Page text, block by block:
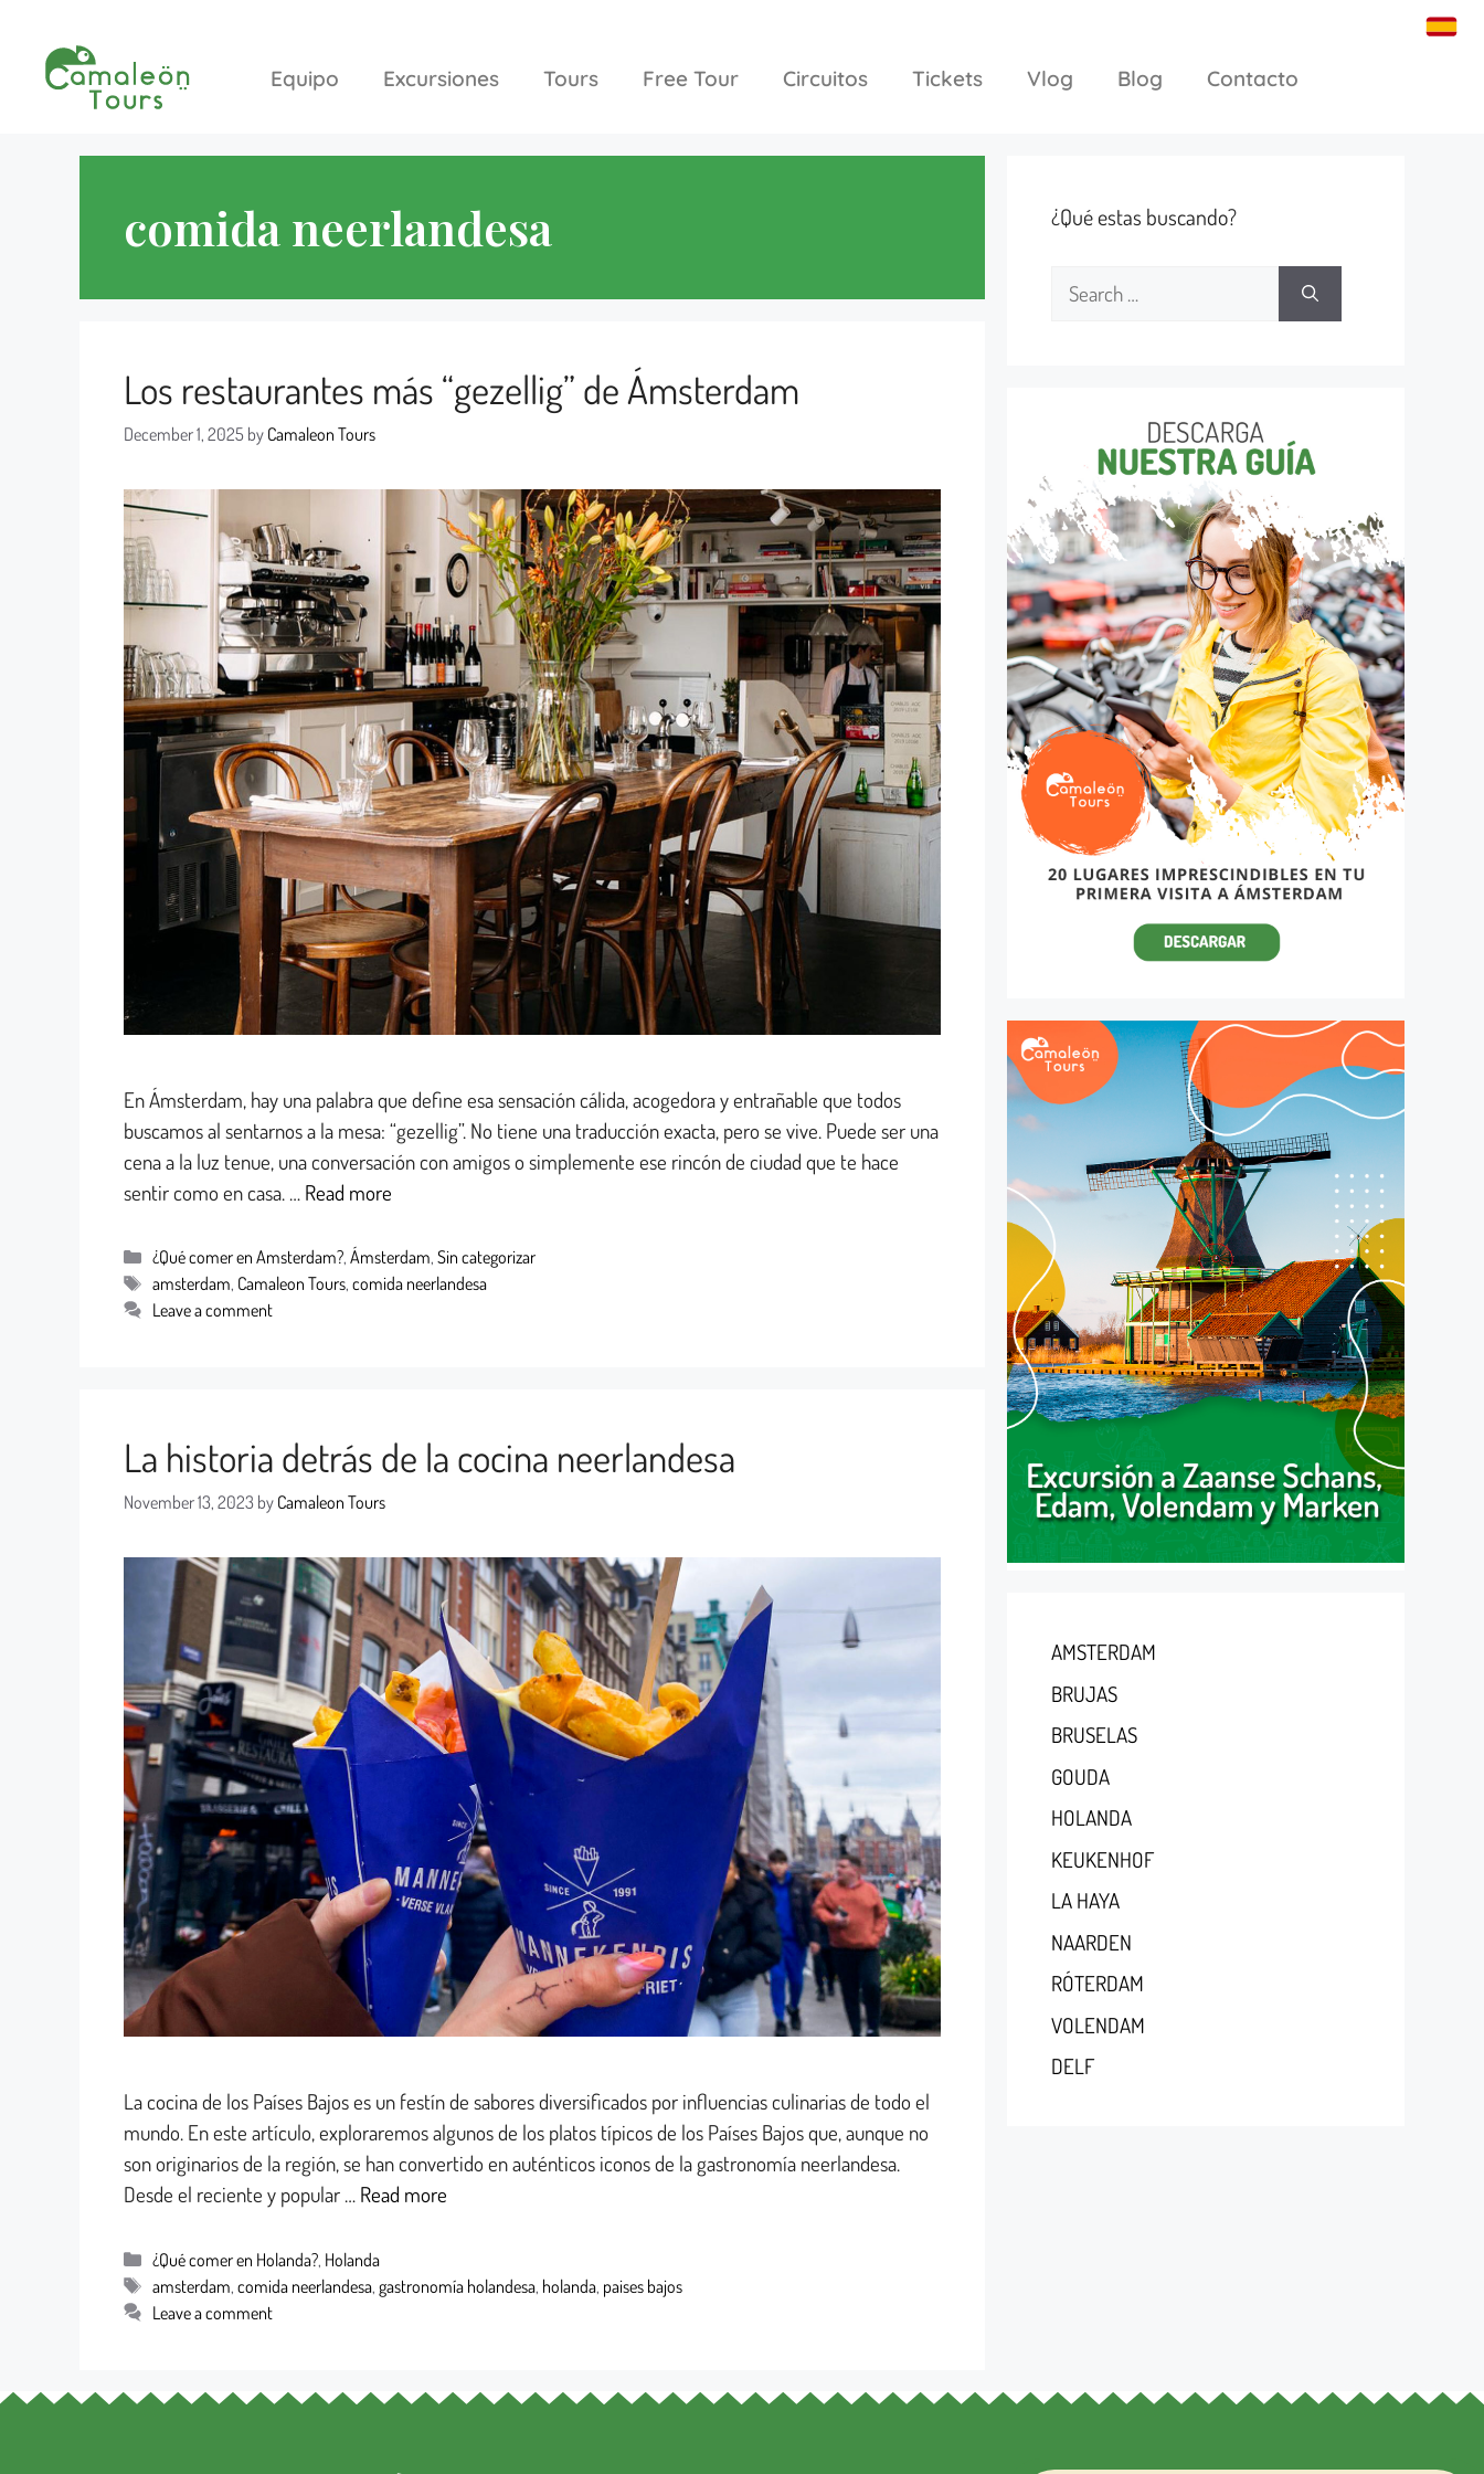
Equipo Excursiones Tours Free Tour Circuitos Tickets Vlog Blog Contacto
comida neerlandesa
Los restaurantes más “gezellig” de Ámsterdam
December 1, 2025byCamaleon Tours
En Ámsterdam, hay una palabra que define esa sensación cálida, acogedora y entrañable que todos
buscamos al sentarnos a la mesa: “gezellig”. No tiene una traducción exacta, pero se vive. Puede ser una
cena a la luz tenue, una conversación con amigos o simplemente ese rincón de ciudad que te hace
sentir como en casa. … Read more
¿Qué comer en Amsterdam?,Ámsterdam,Sin categorizar
amsterdam, Camaleon Tours,comida neerlandesa
Leave a comment
La historia detrás de la cocina neerlandesa
November 13, 2023byCamaleon Tours
La cocina de los Países Bajos es un festín de sabores diversificados por influencias culinarias de todo el
mundo. En este artículo, exploraremos algunos de los platos típicos de los Países Bajos que, aunque no
son originarios de la región, se han convertido en auténticos iconos de la gastronomía neerlandesa.
Desde el reciente y popular … Read more
¿Qué comer en Holanda?, Holanda
amsterdam,comida neerlandesa,gastronomía holandesa, holanda, paises bajos
Leave a comment
¿Qué estas buscando?
AMSTERDAM
BRUJAS
BRUSELAS
GOUDA
HOLANDA
KEUKENHOF
LA HAYA
NAARDEN
RÓTERDAM
VOLENDAM
DELF